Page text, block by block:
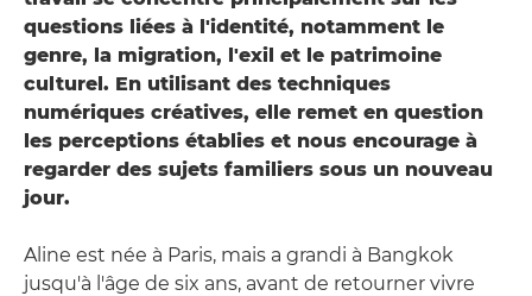
questions liées à l'identité, notamment le
genre, la migration, l'exil et le patrimoine
culturel. En utilisant des techniques
numériques créatives, elle remet en question
les perceptions établies et nous encourage à
regarder des sujets familiers sous un nouveau
jour.
Aline est née à Paris, mais a grandi à Bangkok
jusqu'à l'âge de six ans, avant de retourner vivre